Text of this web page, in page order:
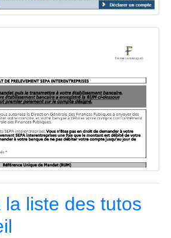
la liste des tutos